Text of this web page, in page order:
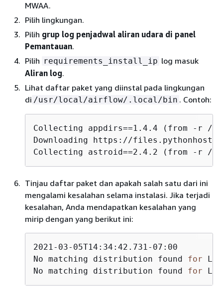
MWAA.
Pilih lingkungan.
Pilih grup log penjadwal aliran udara di panel
Pemantauan.
Pilih requirements_install_ip log masuk
Aliran log.
Lihat daftar paket yang diinstal pada lingkungan
di /usr/local/airflow/.local/bin . Contoh:
Collecting appdirs==1.4.4 (from -r /
Downloading https://
Collecting astroid==2.4.2 (from -r /
Tinjau daftar paket dan apakah salah satu dari ini
mengalami kesalahan selama instalasi. Jika terjadi
kesalahan, Anda mendapatkan kesalahan yang
mirip dengan yang berikut ini:
2021-03-05T14:34:42.731-07:00
No matching distribution found for
No matching distribution found for